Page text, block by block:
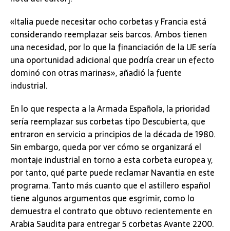
«Italia puede necesitar ocho corbetas y Francia está
considerando reemplazar seis barcos. Ambos tienen
una necesidad, por lo que la financiación de la UE sería
una oportunidad adicional que podría crear un efecto
dominó con otras marinas», añadió la fuente
industrial.
En lo que respecta a la Armada Española, la prioridad
sería reemplazar sus corbetas tipo Descubierta, que
entraron en servicio a principios de la década de 1980.
Sin embargo, queda por ver cómo se organizará el
montaje industrial en torno a esta corbeta europea y,
por tanto, qué parte puede reclamar Navantia en este
programa. Tanto más cuanto que el astillero español
tiene algunos argumentos que esgrimir, como lo
demuestra el contrato que obtuvo recientemente en
Arabia Saudita para entregar 5 corbetas Avante 2200.